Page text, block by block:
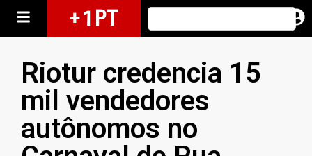
+ 1 PT
Riotur credencia 15
mil vendedores
autônomos no